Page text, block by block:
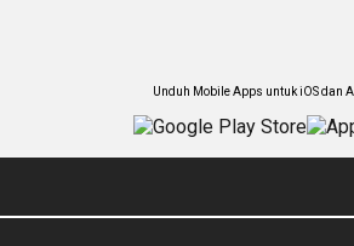
Unduh Mobile Apps untuk iOS dan